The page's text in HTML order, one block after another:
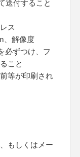
送付すること
ス
、解像度
必ずつけ、フ
こと
等が印刷され
もしくはメー